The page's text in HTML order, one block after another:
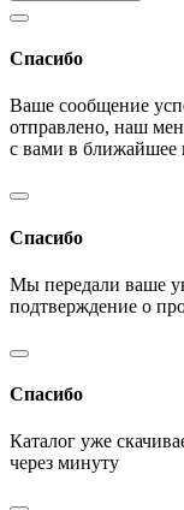
Спасибо
Ваше сообщение
отправлено, наш
с вами в ближайшее
Спасибо
Мы передали ваше
подтверждение о
Спасибо
Каталог уже
через минуту